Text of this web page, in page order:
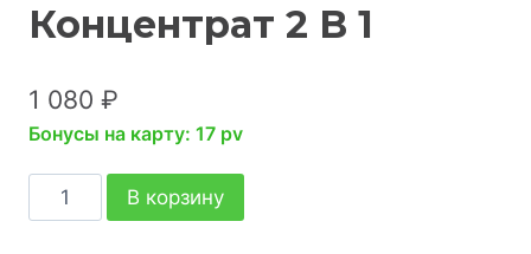
Концентрат 2 В 1
1 080 ₽
Бонусы на карту: 17 pv
В корзину